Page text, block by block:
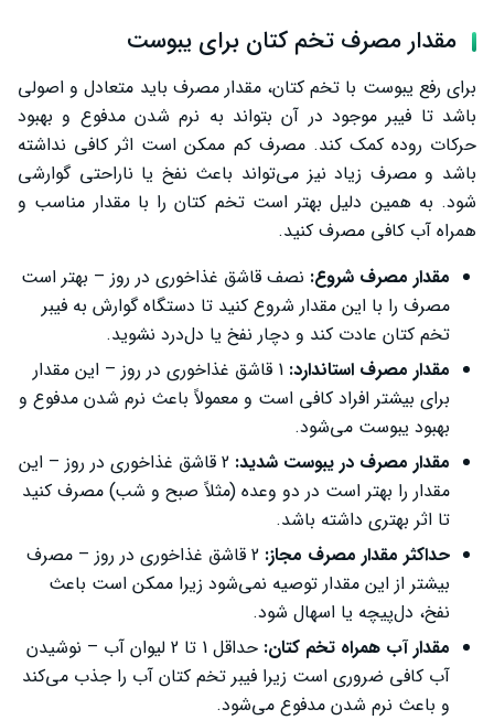
مقدار مصرف تخم کتان برای یبوست
برای رفع یبوست با تخم کتان، مقدار مصرف باید متعادل و اصولی
باشد تا فیبر موجود در آن بتواند به نرم شدن مدفوع و بهبود
حرکات روده کمک کند. مصرف کم ممکن است اثر کافی نداشته
باشد و مصرف زیاد نیز می‌تواند باعث نفخ یا ناراحتی گوارشی
شود. به همین دلیل بهتر است تخم کتان را با مقدار مناسب و
همراه آب کافی مصرف کنید.
مقدار مصرف شروع: نصف قاشق غذاخوری در روز – بهتر است
مصرف را با این مقدار شروع کنید تا دستگاه گوارش به فیبر
تخم کتان عادت کند و دچار نفخ یا دل‌درد نشوید.
مقدار مصرف استاندارد:
1 قاشق غذاخوری در روز – این مقدار
برای بیشتر افراد کافی است و معمولاً باعث نرم شدن مدفوع و
بهبود یبوست می‌شود.
مقدار مصرف در یبوست شدید:
2 قاشق غذاخوری در روز – این
مقدار را بهتر است در دو وعده (مثلاً صبح و شب) مصرف کنید
تا اثر بهتری داشته باشد.
حداکثر مقدار مصرف مجاز:
2 قاشق غذاخوری در روز – مصرف
بیشتر از این مقدار توصیه نمی‌شود زیرا ممکن است باعث
نفخ، دل‌پیچه یا اسهال شود.
مقدار آب همراه تخم کتان:
حداقل 1 تا 2 لیوان آب – نوشیدن
آب کافی ضروری است زیرا فیبر تخم کتان آب را جذب می‌کند
و باعث نرم شدن مدفوع می‌شود.